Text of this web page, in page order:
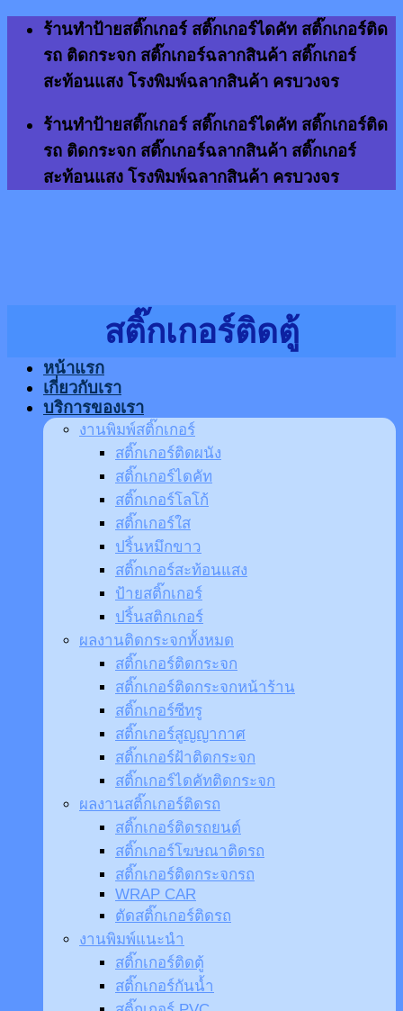
Skip
content
ร้านทำป้ายสติ๊กเกอร์ สติ๊กเกอร์ไดคัท สติ๊กเกอร์ติด
รถ ติดกระจก สติ๊กเกอร์ฉลากสินค้า สติ๊กเกอร์
สะท้อนแสง โรงพิมพ์ฉลากสินค้า ครบวงจร
ร้านทำป้ายสติ๊กเกอร์ สติ๊กเกอร์ไดคัท สติ๊กเกอร์ติด
รถ ติดกระจก สติ๊กเกอร์ฉลากสินค้า สติ๊กเกอร์
สะท้อนแสง โรงพิมพ์ฉลากสินค้า ครบวงจร
หน้าแรก
เกี่ยวกับเรา
บริการของเรา
งานพิมพ์สติ๊กเกอร์
สติ๊กเกอร์ติดผนัง
สติ๊กเกอร์ไดคัท
สติ๊กเกอร์โลโก้
สติ๊กเกอร์ใส
ปริ้นหมึกขาว
สติ๊กเกอร์สะท้อนแสง
ป้ายสติ๊กเกอร์
ปริ้นสติกเกอร์
ผลงานติดกระจกทั้งหมด
สติ๊กเกอร์ติดกระจก
สติ๊กเกอร์ติดกระจกหน้าร้าน
สติ๊กเกอร์ซีทรู
สติ๊กเกอร์สูญญากาศ
สติ๊กเกอร์ฝ้าติดกระจก
สติ๊กเกอร์ไดคัทติดกระจก
ผลงานสติ๊กเกอร์ติดรถ
สติ๊กเกอร์ติดรถยนต์
สติ๊กเกอร์โฆษณาติดรถ
สติ๊กเกอร์ติดกระจกรถ
WRAP CAR
ตัดสติ๊กเกอร์ติดรถ
งานพิมพ์แนะนำ
สติ๊กเกอร์ติดตู้
สติ๊กเกอร์กันน้ำ
สติ๊กเกอร์ติดตู้